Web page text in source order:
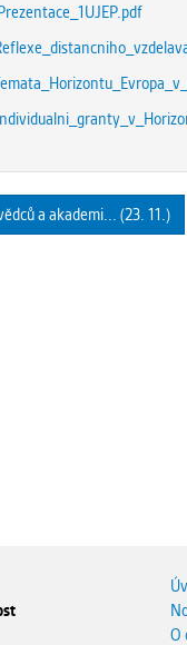
a akademi... (23. 11.)
O